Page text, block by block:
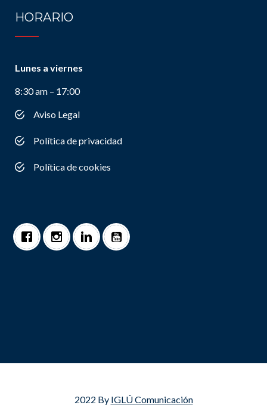
HORARIO
Lunes a viernes
8:30 am – 17:00
Aviso Legal
Política de privacidad
Política de cookies
2022 By IGLÚ Comunicación